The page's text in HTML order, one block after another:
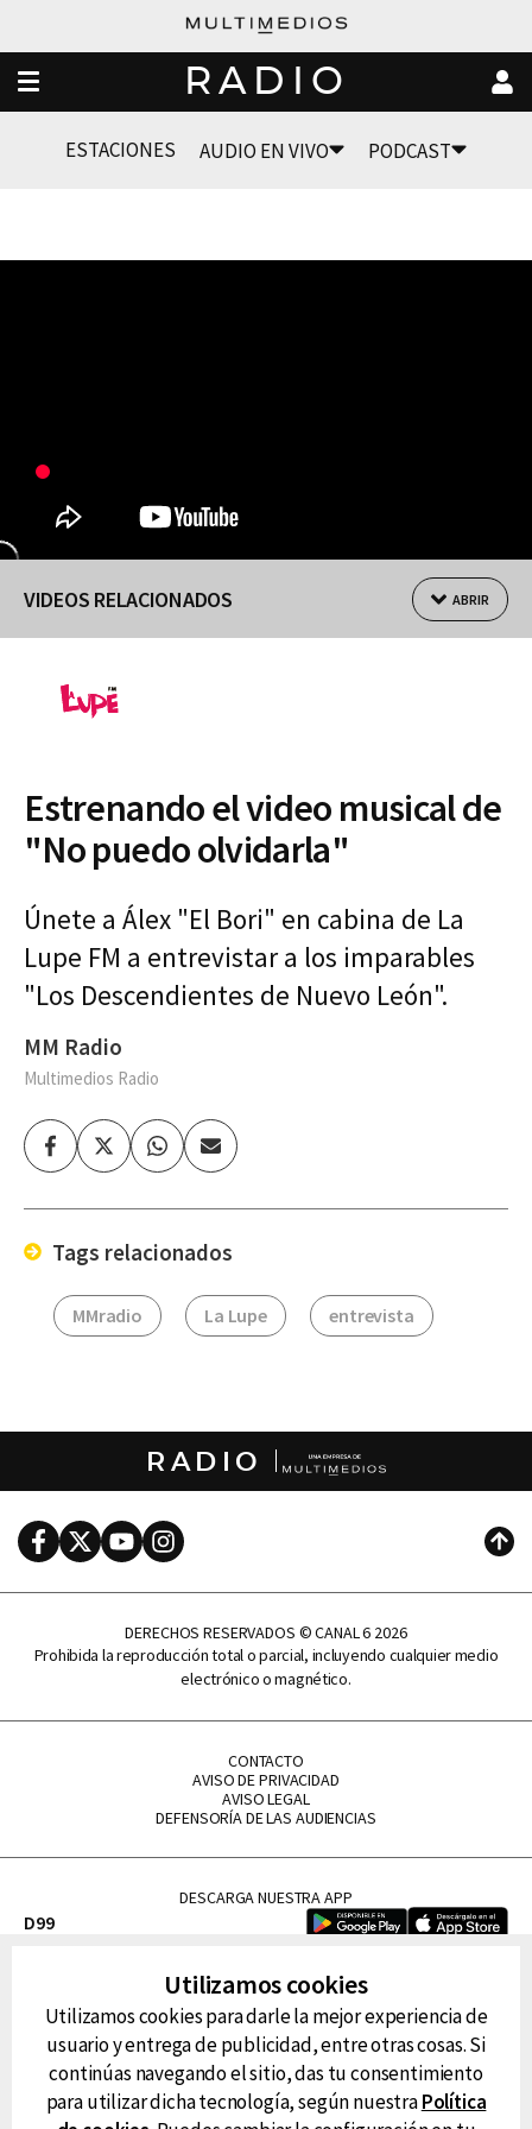
RADIO
ESTACIONES AUDIO EN VIVO PODCAST
VIDEOS RELACIONADOS ABRIR
Estrenando el video musical de
"No puedo olvidarla"
Únete a Álex "El Bori" en cabina de La
Lupe FM a entrevistar a los imparables
"Los Descendientes de Nuevo León".
MM Radio
Multimedios Radio
FacebookTwitterWhatsapp
Enviar
por
Tags relacionados
MMradio La Lupe entrevista
RADIO
FacebookTwitterYoutubeInstagram
DERECHOS RESERVADOS © CANAL 6 2026
Prohibida la reproducción total o parcial, incluyendo cualquier medio
electrónico o magnético.
CONTACTO
AVISO DE PRIVACIDAD
AVISO LEGAL
DEFENSORÍA DE LAS AUDIENCIAS
DESCARGA NUESTRA APP
D99
FM Tu
RG Deportiva
Classic FM
Utilizamos cookies
Utilizamos cookies para darle la mejor experiencia de
usuario y entrega de publicidad, entre otras cosas. Si
continúas navegando el sitio, das tu consentimiento
para utilizar dicha tecnología, según nuestraPolítica